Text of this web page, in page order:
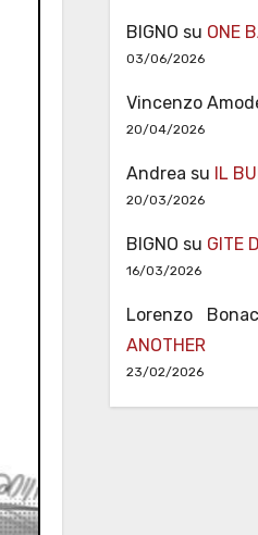
BIGNO su ONE
03/06/2026
Vincenzo
20/04/2026
Andrea su IL
20/03/2026
BIGNO su GITE
16/03/2026
Lorenzo
ANOTHER
23/02/2026